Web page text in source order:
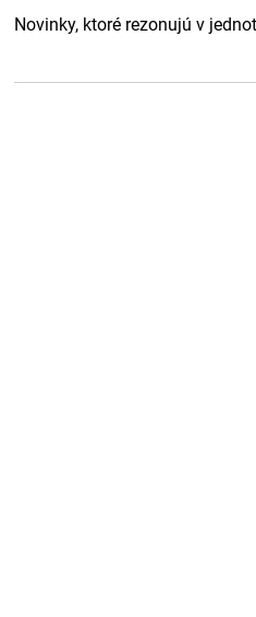
Novinky, ktoré rezonujú v